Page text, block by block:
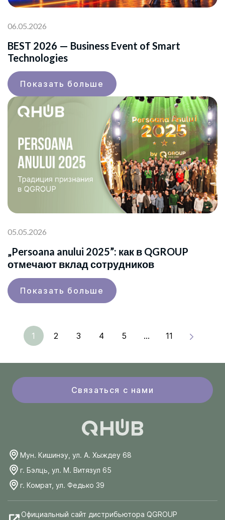
06.05.2026
BEST 2026 — Business Event of Smart
Technologies
Показать больше
05.05.2026
„Persoana anului 2025”: как в QGROUP
отмечают вклад сотрудников
Показать больше
1 2 3 4 5 ... 11
Связаться с нами
Мун. Кишинэу, ул. А. Хыждеу 68
г. Бэлць, ул. М. Витязул 65
г. Комрат, ул. Федько 39
Официальный сайт дистрибьютора QGROUP